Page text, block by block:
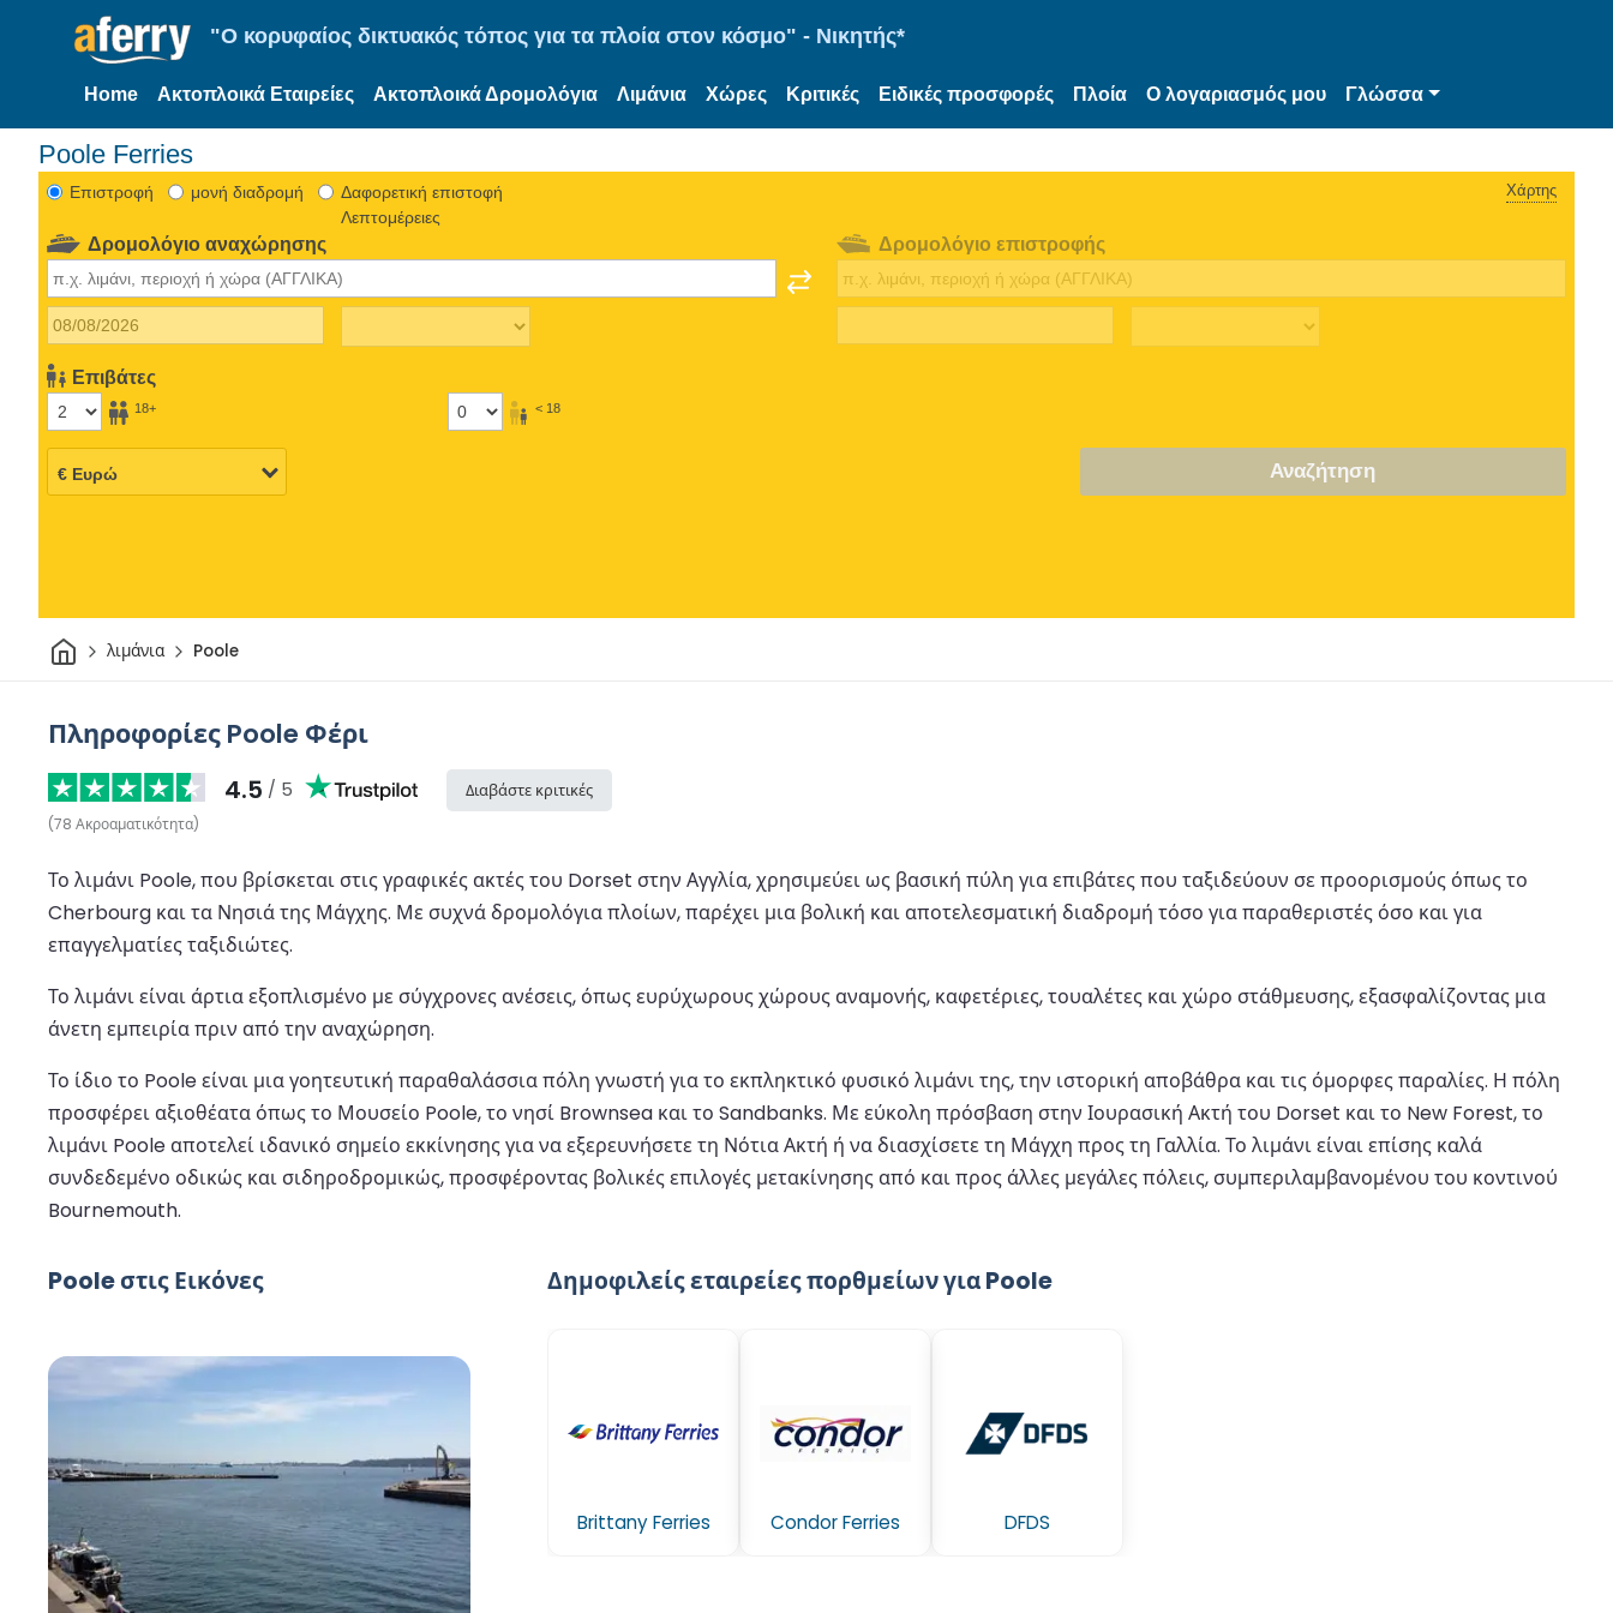
"Ο κορυφαίος δικτυακός τόπος για τα πλοία στον κόσμο" - Νικητής*
Home Ακτοπλοικά Εταιρείες Ακτοπλοικά Δρομολόγια Λιμάνια Χώρες Κριτικές Ειδικές προσφορές Πλοία Ο λογαριασμός μου Γλώσσα
Poole Ferries
Eπιστροφή μονή διαδρομή
Δαφορετική επιστοφή
Λεπτομέρειες
Χάρτης
Δρομολόγιο αναχώρησης
Επιβάτες
18+ < 18
Δρομολόγιο επιστροφής
Αναζήτηση
Σπίτιλιμάνια Poole
Πληροφορίες Poole Φέρι
4.5 / 5
(78 Ακροαματικότητα)
Διαβάστε κριτικές
Το λιμάνι Poole, που βρίσκεται στις γραφικές ακτές του Dorset στην Αγγλία, χρησιμεύει ως βασική πύλη για επιβάτες που ταξιδεύουν σε προορισμούς όπως το
Cherbourg και τα Νησιά της Μάγχης. Με συχνά δρομολόγια πλοίων, παρέχει μια βολική και αποτελεσματική διαδρομή τόσο για παραθεριστές όσο και για
επαγγελματίες ταξιδιώτες.
Το λιμάνι είναι άρτια εξοπλισμένο με σύγχρονες ανέσεις, όπως ευρύχωρους χώρους αναμονής, καφετέριες, τουαλέτες και χώρο στάθμευσης, εξασφαλίζοντας μια
άνετη εμπειρία πριν από την αναχώρηση.
Το ίδιο το Poole είναι μια γοητευτική παραθαλάσσια πόλη γνωστή για το εκπληκτικό φυσικό λιμάνι της, την ιστορική αποβάθρα και τις όμορφες παραλίες. Η πόλη
προσφέρει αξιοθέατα όπως το Μουσείο Poole, το νησί Brownsea και το Sandbanks. Με εύκολη πρόσβαση στην Ιουρασική Ακτή του Dorset και το New Forest, το
λιμάνι Poole αποτελεί ιδανικό σημείο εκκίνησης για να εξερευνήσετε τη Νότια Ακτή ή να διασχίσετε τη Μάγχη προς τη Γαλλία. Το λιμάνι είναι επίσης καλά
συνδεδεμένο οδικώς και σιδηροδρομικώς, προσφέροντας βολικές επιλογές μετακίνησης από και προς άλλες μεγάλες πόλεις, συμπεριλαμβανομένου του κοντινού
Bournemouth.
Poole στις Εικόνες Δημοφιλείς εταιρείες πορθμείων για Poole
Brittany Ferries Condor Ferries DFDS